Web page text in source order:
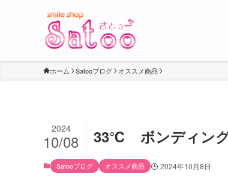
ホーム Satooブログ オススメ商品
33℃ ボンディング
2024
10/08
Satooブログ オススメ商品 2024年10月8日